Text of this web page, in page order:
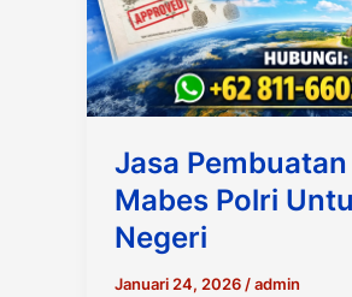
Jasa Pembuatan
Mabes Polri
Negeri
Januari 24, 2026 /admin